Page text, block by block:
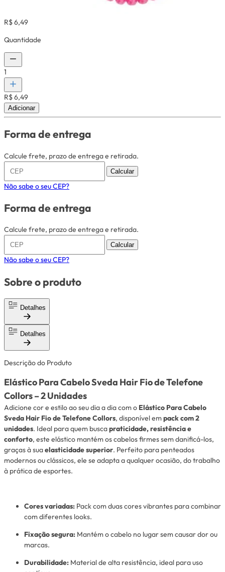
R$ 6,49
Quantidade
1
R$ 6,49
Adicionar
Forma de entrega
Calcule frete, prazo de entrega e retirada.
Calcular
Não sabe o seu CEP?
Forma de entrega
Calcule frete, prazo de entrega e retirada.
Calcular
Não sabe o seu CEP?
Sobre o produto
Detalhes
Detalhes
Descrição do Produto
Elástico Para Cabelo Sveda Hair Fio de Telefone
Collors – 2 Unidades
Adicione cor e estilo ao seu dia a dia com o Elástico Para Cabelo
Sveda Hair Fio de Telefone Collors, disponível empack com 2
unidades. Ideal para quem buscapraticidade, resistência e
conforto, este elástico mantém os cabelos firmes sem danificá-los,
graças à suaelasticidade superior. Perfeito para penteados
modernos ou clássicos, ele se adapta a qualquer ocasião, do trabalho
à prática de esportes.
Cores variadas: Pack com duas cores vibrantes para combinar
com diferentes looks.
Fixação segura: Mantém o cabelo no lugar sem causar dor ou
marcas.
Durabilidade: Material de alta resistência, ideal para uso